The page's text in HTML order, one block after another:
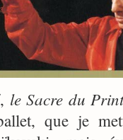
le Sacre du
que je